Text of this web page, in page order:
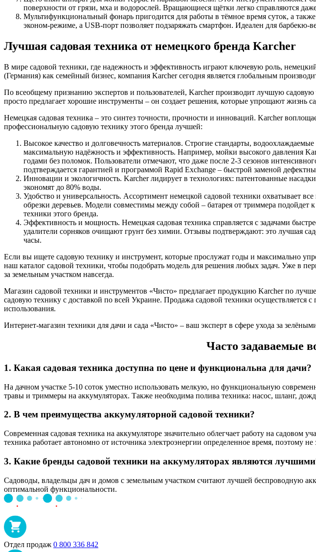
поверхности от грязи, мха и водорослей. Вращающиеся щётки легко справляются
Мультифункциональный фонарь пригодится для работы в тёмное время суток, а
эконом-режиме, а USB-порт позволяет подзаряжать смартфон. Идеален для барбекю-
Лучшая садовая техника от немецкого бренда Karcher
В мире садовой техники, где надежность и эффективность играют ключевую роль,
(Германия) как семейный бизнес, компания Karcher сегодня является глобальным
По всеобщему признанию экспертов и пользователей, Karcher производит лучшую
просто предлагает хорошие инструменты – он создает решения, которые упрощают жизнь
Немецкая садовая техника – это синтез точности, прочности и инноваций. Karcher
профессиональную садовую технику этого бренда лучшей:
Высокое качество и долговечность материалов. Строгие стандарты,
максимальную надёжность и эффективность. Например, мойки высокого давления
годами без поломок. Пользователи отмечают, что даже после 2-3 сезонов
подтверждается гарантией и программой Rapid Exchange – быстрой заменой
Инновации и экологичность. Karcher лидирует в технологиях: патентованные
экономят до 80% воды.
Удобство и универсальность. Ассортимент немецкой садовой техники охватывает
обрезки деревьев. Модели совместимы между собой – батарея от триммера подойдет
техники этого бренда.
Эффективность и мощность. Немецкая садовая техника справляется с задачами
удалители сорняков очищают грунт без химии. Отзывы подтверждают: это лучшая
часы.
Если вы ищете садовую технику и инструмент, которые прослужат годы и максимально
наш каталог садовой техники, чтобы подобрать модель для решения любых задач. Уже в
за земельным участком навсегда.
Магазин садовой техники и инструментов «Чисто» предлагает продукцию Karcher по
садовую технику с доставкой по всей Украине. Продажа садовой техники
использования.
Интернет-магазин техники для дачи и сада «Чисто» ‒ ваш эксперт в сфере ухода за
Часто задаваемые
1. Какая садовая техника доступна по цене и функциональна для дачи?
На дачном участке 5-10 соток уместно использовать мелкую, но функциональную
травы и триммеры на аккумуляторах. Также необходима полива техника: насос, шланг,
2. В чем преимущества аккумуляторной садовой техники?
Современная садовая техника на аккумуляторе значительно облегчает работу на садовом
техника работает автономно от источника электроэнергии определенное время, поэтому не
3. Какие бренды садовой техники на аккумуляторах являются
Садоводы, владельцы дач и домов с земельным участком считают лучшей беспроводную
оптимальной функциональности.
Отдел продаж 0 800 336 842